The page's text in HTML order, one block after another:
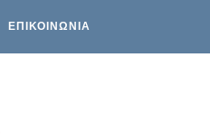
ΕΠΙΚΟΙΝΩΝΙΑ